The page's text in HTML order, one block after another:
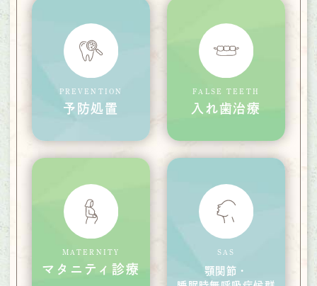
PREVENTION
予防処置
FALSE TEETH
入れ歯治療
MATERNITY
マタニティ診療
SAS
顎関節・